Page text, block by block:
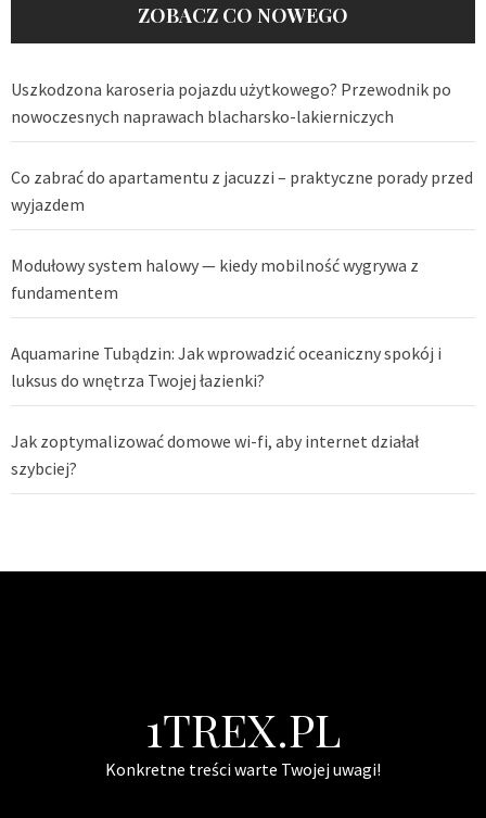
ZOBACZ CO NOWEGO
Uszkodzona karoseria pojazdu użytkowego? Przewodnik po
nowoczesnych naprawach blacharsko-lakierniczych
Co zabrać do apartamentu z jacuzzi – praktyczne porady przed
wyjazdem
Modułowy system halowy — kiedy mobilność wygrywa z
fundamentem
Aquamarine Tubądzin: Jak wprowadzić oceaniczny spokój i
luksus do wnętrza Twojej łazienki?
Jak zoptymalizować domowe wi-fi, aby internet działał
szybciej?
1TREX.PL
Konkretne treści warte Twojej uwagi!